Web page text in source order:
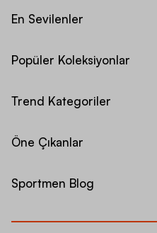
En Sevilenler
Popüler Koleksiyonlar
Trend Kategoriler
Öne Çıkanlar
Sportmen Blog